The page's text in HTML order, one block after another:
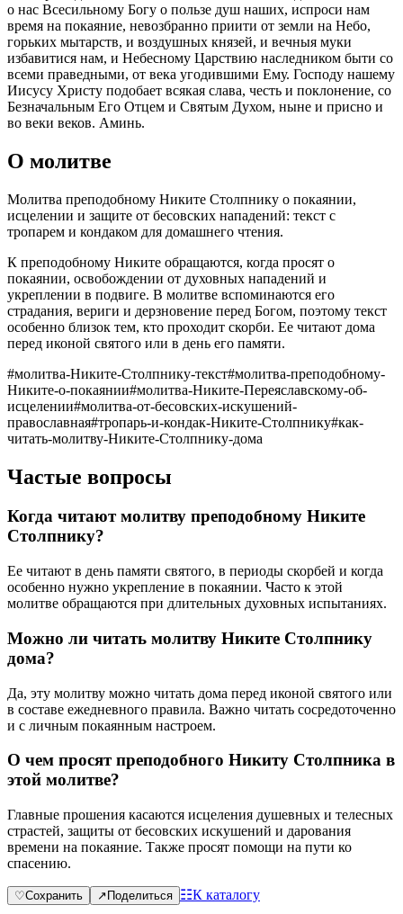
о нас Всесильному Богу о пользе душ наших, испроси нам
время на покаяние, невозбранно приити от земли на Небо,
горьких мытарств, и воздушных князей, и вечныя муки
избавитися нам, и Небесному Царствию наследником быти со
всеми праведными, от века угодившими Ему. Господу нашему
Иисусу Христу подобает всякая слава, честь и поклонение, со
Безначальным Его Отцем и Святым Духом, ныне и присно и
во веки веков. Аминь.
О молитве
Молитва преподобному Никите Столпнику о покаянии,
исцелении и защите от бесовских нападений: текст с
тропарем и кондаком для домашнего чтения.
К преподобному Никите обращаются, когда просят о
покаянии, освобождении от духовных нападений и
укреплении в подвиге. В молитве вспоминаются его
страдания, вериги и дерзновение перед Богом, поэтому текст
особенно близок тем, кто проходит скорби. Ее читают дома
перед иконой святого или в день его памяти.
#молитва-Никите-Столпнику-текст#молитва-преподобному-
Никите-о-покаянии#молитва-Никите-Переяславскому-об-
исцелении#молитва-от-бесовских-искушений-
православная#тропарь-и-кондак-Никите-Столпнику#как-
читать-молитву-Никите-Столпнику-дома
Частые вопросы
Когда читают молитву преподобному Никите
Столпнику?
Ее читают в день памяти святого, в периоды скорбей и когда
особенно нужно укрепление в покаянии. Часто к этой
молитве обращаются при длительных духовных испытаниях.
Можно ли читать молитву Никите Столпнику
дома?
Да, эту молитву можно читать дома перед иконой святого или
в составе ежедневного правила. Важно читать сосредоточенно
и с личным покаянным настроем.
О чем просят преподобного Никиту Столпника в
этой молитве?
Главные прошения касаются исцеления душевных и телесных
страстей, защиты от бесовских искушений и дарования
времени на покаяние. Также просят помощи на пути ко
спасению.
♡Сохранить ↗ Поделиться ☷К каталогу